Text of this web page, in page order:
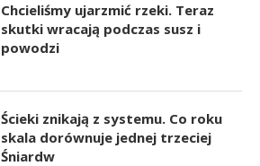
Chcieliśmy ujarzmić rzeki. Teraz
skutki wracają podczas susz i
powodzi
Ścieki znikają z systemu. Co roku
skala dorównuje jednej trzeciej
Śniardw